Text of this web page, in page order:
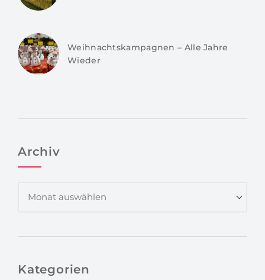
Weihnachtskampagnen – Alle Jahre
Wieder
Archiv
Kategorien